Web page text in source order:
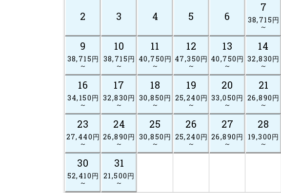
2 3 4 5 6
7
38,715円
～
9
38,715円
～
10
38,715円
～
11
40,750円
～
12
47,350円
～
13
40,750円
～
14
32,830円
～
16
34,150円
～
17
32,830円
～
18
30,850円
～
19
25,240円
～
20
33,050円
～
21
26,890円
～
23
27,440円
～
24
26,890円
～
25
30,850円
～
26
25,240円
～
27
26,890円
～
28
19,300円
～
30
52,410円
～
31
21,500円
～